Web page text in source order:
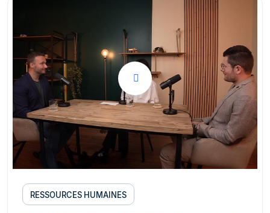
RESSOURCES HUMAINES